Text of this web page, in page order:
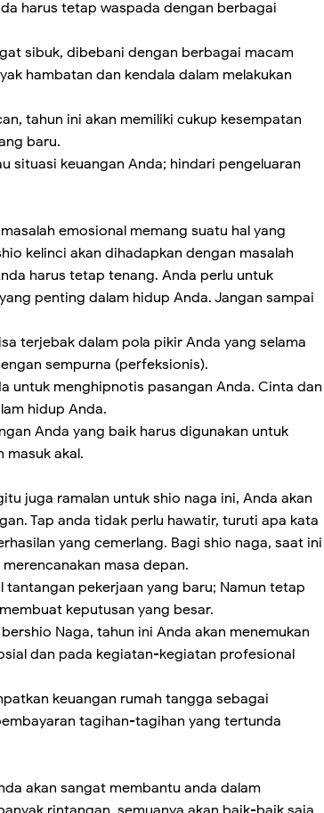
harus tetap waspada dengan berbagai
sibuk, dibebani dengan berbagai macam
hambatan dan kendala dalam melakukan
tahun ini akan memiliki cukup kesempatan
baru.
situasi keuangan Anda; hindari pengeluaran
emosional memang suatu hal yang
kelinci akan dihadapkan dengan masalah
harus tetap tenang. Anda perlu untuk
penting dalam hidup Anda. Jangan sampai
terjebak dalam pola pikir Anda yang selama
sempurna (perfeksionis).
untuk menghipnotis pasangan Anda. Cinta dan
hidup Anda.
Anda yang baik harus digunakan untuk
masuk akal.
juga ramalan untuk shio naga ini, Anda akan
Tap anda tidak perlu hawatir, turuti apa kata
yang cemerlang. Bagi shio naga, saat ini
masa depan.
pekerjaan yang baru; Namun tetap
keputusan yang besar.
Naga, tahun ini Anda akan menemukan
dan pada kegiatan-kegiatan profesional
keuangan rumah tangga sebagai
tagihan-tagihan yang tertunda
akan sangat membantu anda dalam